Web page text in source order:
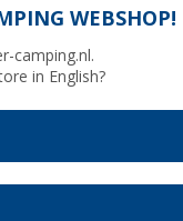
€
WEBSHOP!
camping.nl.
in English?